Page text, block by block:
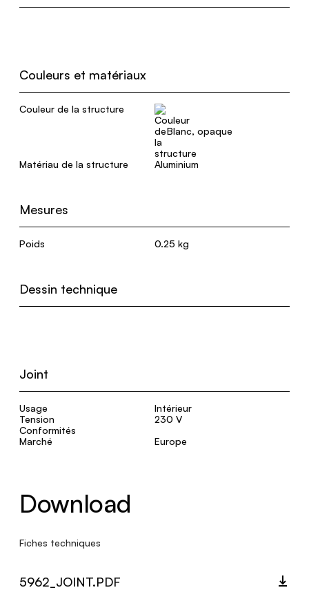
Couleurs et matériaux
Couleur de la structure
Blanc, opaque
Matériau de la structure Aluminium
Mesures
Poids 0.25 kg
Dessin technique
Joint
Usage
Intérieur
Tension
230 V
Conformités
Marché
Europe
Download
Fiches techniques
5962_JOINT.PDF